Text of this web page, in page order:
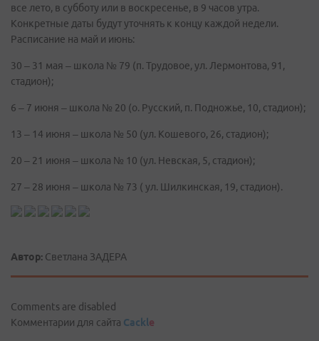
все лето, в субботу или в воскресенье, в 9 часов утра.
Конкретные даты будут уточнять к концу каждой недели.
Расписание на май и июнь:
30 – 31 мая – школа № 79 (п. Трудовое, ул. Лермонтова, 91,
стадион);
6 – 7 июня – школа № 20 (о. Русский, п. Подножье, 10, стадион);
13 – 14 июня – школа № 50 (ул. Кошевого, 26, стадион);
20 – 21 июня – школа № 10 (ул. Невская, 5, стадион);
27 – 28 июня – школа № 73 ( ул. Шилкинская, 19, стадион).
Автор: Светлана ЗАДЕРА
Comments are disabled
Комментарии для сайта Cackle